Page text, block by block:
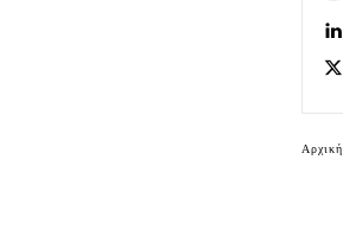
Αρχική